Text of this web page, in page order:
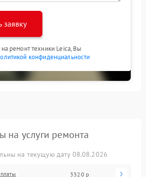
заявку
на ремонт техники Leica, Вы
конфиденциальности
на услуги ремонта
на текущую дату 08.08.2026
3320 р